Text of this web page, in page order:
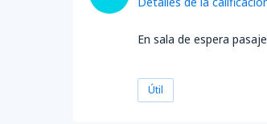
En sala de espera
Útil